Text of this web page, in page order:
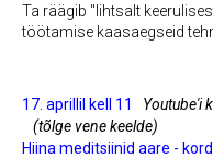
Ta räägib "lihtsalt
töötamise kaasaegseid
17. aprillil kell 11 Youtube'i
(tõlge vene keelde)
Hiina meditsiinid aare -